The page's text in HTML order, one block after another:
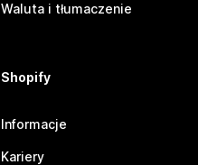
Waluta i tłumaczenie
Shopify
Informacje
Kariery